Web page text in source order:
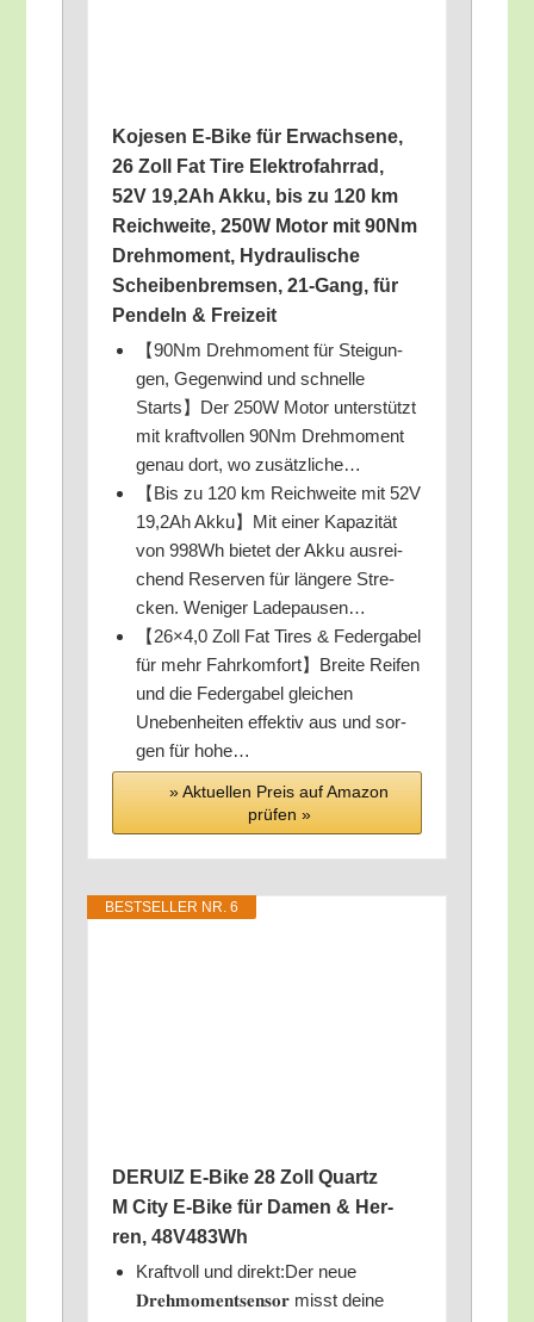
Koje­sen E‑Bike für Erwach­se­ne,
26 Zoll Fat Tire Elek­tro­fahr­rad,
52V 19,2Ah Akku, bis zu 120 km
Reich­wei­te, 250W Motor mit 90Nm
Dreh­mo­ment, Hydrau­li­sche
Schei­ben­brem­sen, 21-Gang, für
Pen­deln & Freizeit
【90Nm Dreh­mo­ment für Stei­gun­
gen, Gegen­wind und schnel­le
Starts】Der 250W Motor unter­stützt
mit kraft­vol­len 90Nm Dreh­mo­ment
genau dort, wo zusätzliche…
【Bis zu 120 km Reich­wei­te mit 52V
19,2Ah Akku】Mit einer Kapa­zi­tät
von 998Wh bie­tet der Akku aus­rei­
chend Reser­ven für län­ge­re Stre­
cken. Weni­ger Ladepausen…
【26×4,0 Zoll Fat Tires & Feder­ga­bel
für mehr Fahrkomfort】Breite Rei­fen
und die Feder­ga­bel glei­chen
Uneben­hei­ten effek­tiv aus und sor­
gen für hohe…
» Aktu­el­len Preis auf Ama­zon
prü­fen »
BEST­SEL­LER NR. 6
DERUIZ E‑Bike 28 Zoll Quartz
M City E‑Bike für Damen & Her­
ren, 48V483Wh
Kraft­voll und direkt:Der neue
𝐃𝐫𝐞𝐡𝐦𝐨𝐦𝐞𝐧𝐭𝐬𝐞𝐧𝐬𝐨𝐫 misst dei­ne